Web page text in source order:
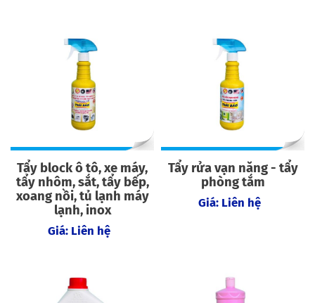
Tẩy block ô tô, xe máy,
tẩy nhôm, sắt, tẩy bếp,
xoang nồi, tủ lạnh máy
lạnh, inox
Giá: Liên hệ
Tẩy rửa vạn năng - tẩy
phòng tắm
Giá: Liên hệ